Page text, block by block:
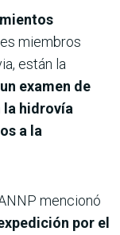
miembros
están la
examen de
hidrovía
a la
mencionó
por el